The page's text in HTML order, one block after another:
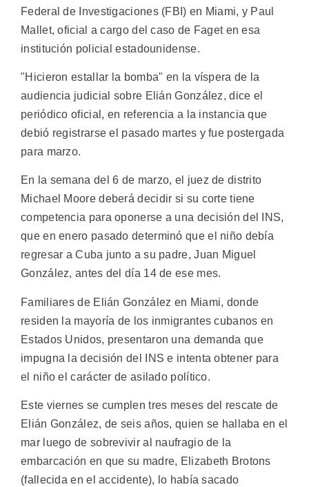
Federal de Investigaciones (FBI) en Miami, y Paul
Mallet, oficial a cargo del caso de Faget en esa
institución policial estadounidense.
"Hicieron estallar la bomba" en la víspera de la
audiencia judicial sobre Elián González, dice el
periódico oficial, en referencia a la instancia que
debió registrarse el pasado martes y fue postergada
para marzo.
En la semana del 6 de marzo, el juez de distrito
Michael Moore deberá decidir si su corte tiene
competencia para oponerse a una decisión del INS,
que en enero pasado determinó que el niño debía
regresar a Cuba junto a su padre, Juan Miguel
González, antes del día 14 de ese mes.
Familiares de Elián González en Miami, donde
residen la mayoría de los inmigrantes cubanos en
Estados Unidos, presentaron una demanda que
impugna la decisión del INS e intenta obtener para
el niño el carácter de asilado político.
Este viernes se cumplen tres meses del rescate de
Elián González, de seis años, quien se hallaba en el
mar luego de sobrevivir al naufragio de la
embarcación en que su madre, Elizabeth Brotons
(fallecida en el accidente), lo había sacado